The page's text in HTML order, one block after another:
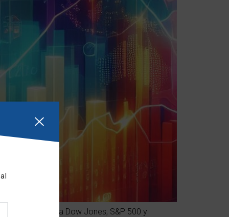
y 1,22% para Dow Jones, S&P 500 y